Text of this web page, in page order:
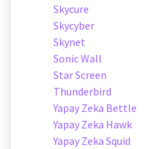
Skycure
Skycyber
Skynet
Sonic Wall
Star Screen
Thunderbird
Yapay Zeka Bettle
Yapay Zeka Hawk
Yapay Zeka Squid